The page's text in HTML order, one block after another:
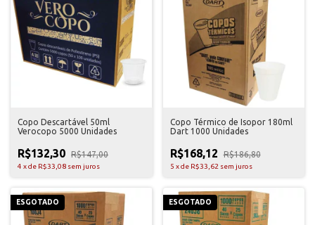
Copo Descartável 50ml
Verocopo 5000 Unidades
R$132,30 R$147,00
4 xde R$33,08 sem juros
Copo Térmico de Isopor 180ml
Dart 1000 Unidades
R$168,12 R$186,80
5 xde R$33,62 sem juros
ESGOTADO ESGOTADO